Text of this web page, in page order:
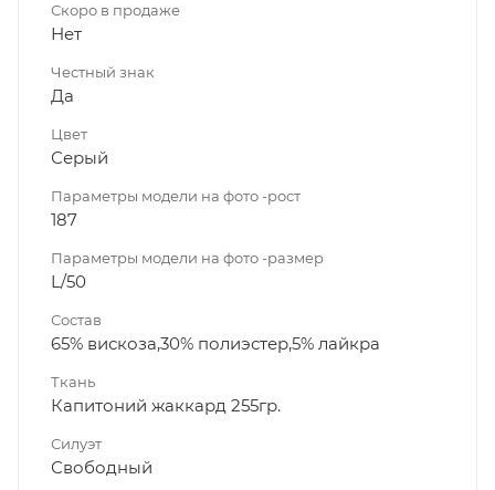
Скоро в продаже
Нет
Честный знак
Да
Цвет
Серый
Параметры модели на фото -рост
187
Параметры модели на фото -размер
L/50
Состав
65% вискоза,30% полиэстер,5% лайкра
Ткань
Капитоний жаккард 255гр.
Силуэт
Свободный